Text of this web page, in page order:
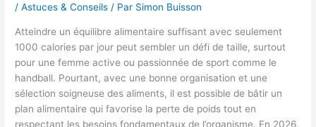
/Astuces & Conseils / Par Simon Buisson
Atteindre un équilibre alimentaire suffisant avec seulement
1000 calories par jour peut sembler un défi de taille, surtout
pour une femme active ou passionnée de sport comme le
handball. Pourtant, avec une bonne organisation et une
sélection soigneuse des aliments, il est possible de bâtir un
plan alimentaire qui favorise la perte de poids tout en
respectant les besoins fondamentaux de l’organisme. En 2026,